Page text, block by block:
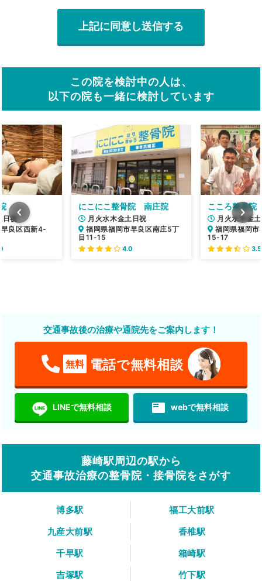
この院を検討中の人は、
以下の院も一緒に検討しています
にこにこ整骨院 南庄院
月火水木金土日祝
福岡県福岡市早良区南庄5丁
目11-15
4.0
こころ整骨
月火水木金
福岡県福岡
15-17
3.5
祝
良区西新4-
交通事故後の治療や通院先をご案内します！
無料 電話で無料相談
LINEで無料相談 featured_play_list webで無料相談
藤崎駅周辺の駅から
交通事故治療の整骨院・接骨院をさがす
博多駅
福工大前駅
九産大前駅
香椎駅
千早駅
箱崎駅
吉塚駅
竹下駅